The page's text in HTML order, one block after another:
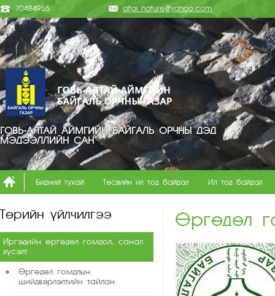
70484955 altai_nature@yahoo.com
ГОВЬ-АЛТАЙ АЙМГИЙН БАЙГАЛЬ ОРЧНЫ ДЭД
МЭДЭЭЛЛИЙН САН
Бидний тухай Төсвийн ил тод байдал Ил тод байдал
Төрийн үйлчилгээ
Иргэдийн өргөдөл гомдол, санал
хүсэлт
Өргөдөл гомдлын
шийдвэрлэлтийн тайлан
Өргөдөл